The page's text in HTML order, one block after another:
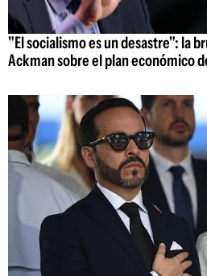
"El socialismo es un desastre": la
Ackman sobre el plan económico